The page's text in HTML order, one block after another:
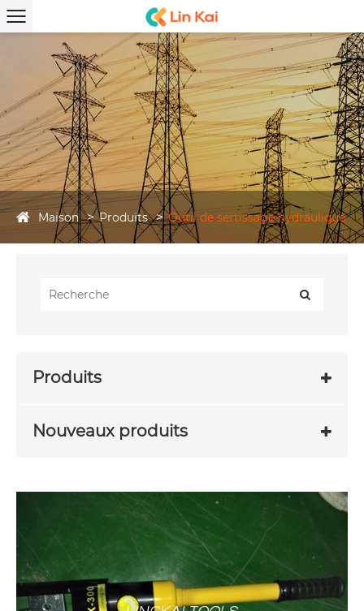
Maison Produits Outil de sertissage hydraulique
Produits
Nouveaux produits